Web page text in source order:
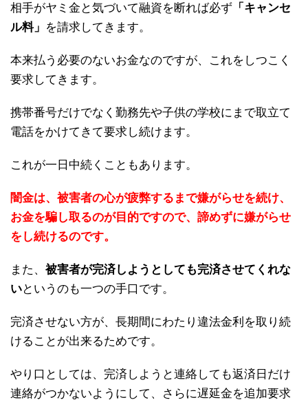
相手がヤミ金と気づいて融資を断れば必ず 「キャンセ
ル料」 を請求してきます。
本来払う必要のないお金なのですが、これをしつこく
要求してきます。
携帯番号だけでなく勤務先や子供の学校にまで取立て
電話をかけてきて要求し続けます。
これが一日中続くこともあります。
闇金は、被害者の心が疲弊するまで嫌がらせを続け、
お金を騙し取るのが目的ですので、諦めずに嫌がらせ
をし続けるのです。
また、 被害者が完済しようとしても完済させてくれな
いというのも一つの手口です。
完済させない方が、長期間にわたり違法金利を取り続
けることが出来るためです。
やり口としては、完済しようと連絡しても返済日だけ
連絡がつかないようにして、さらに遅延金を追加要求